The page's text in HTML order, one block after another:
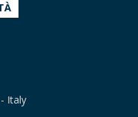
Italy